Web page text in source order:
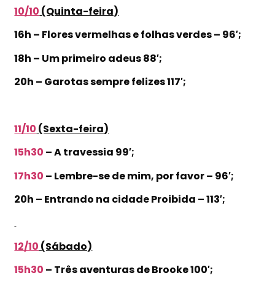
10/10 (Quinta-feira)
16h – Flores vermelhas e folhas verdes – 96′;
18h – Um primeiro adeus 88′;
20h – Garotas sempre felizes 117′;
11/10 (Sexta-feira)
15h30 – A travessia 99′;
17h30 – Lembre-se de mim, por favor – 96′;
20h – Entrando na cidade Proibida – 113′;
12/10 (Sábado)
15h30 – Três aventuras de Brooke 100′;